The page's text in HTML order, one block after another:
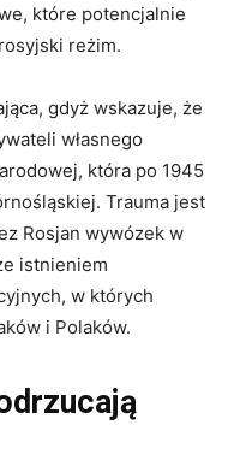
które potencjalnie
reżim.
gdyż wskazuje, że
własnego
która po 1945
Trauma jest
Rosjan wywózek w
istnieniem
w których
i Polaków.